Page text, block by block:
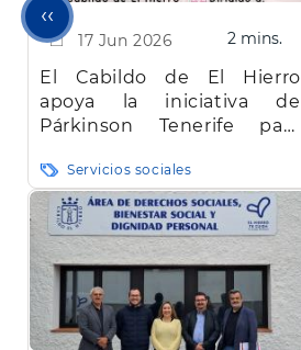
17 Jun 2026 2 mins.
El Cabildo de El Hierro
apoya la iniciativa de
Párkinson Tenerife para
formativas sobre la
enfermedad
Servicios sociales
Página
anterior
‹‹